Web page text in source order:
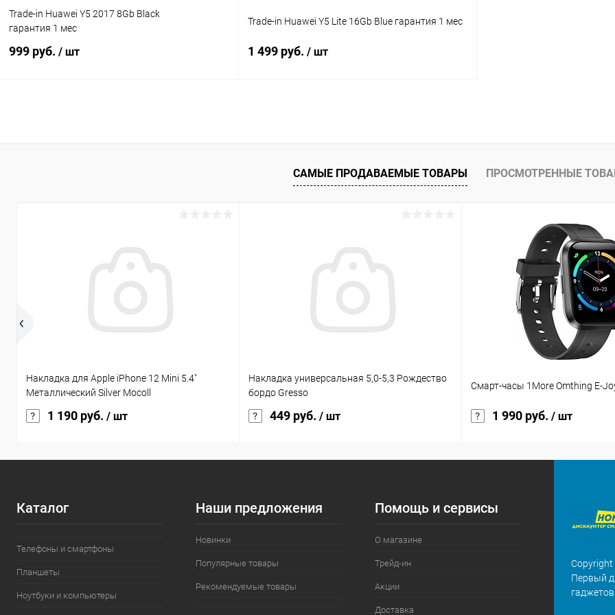
Trade-in Huawei Y5 2017 8Gb Black
гарантия 1 мес
999 руб. / шт
К сравнению
Trade-in Huawei Y5 Lite 16Gb Blue гарантия 1 мес
1 499 руб. / шт
К сравнению
В избранное Под заказ
САМЫЕ ПРОДАВАЕМЫЕ ТОВАРЫ ПРОСМОТРЕННЫЕ
Накладка для Apple iPhone 12 Mini 5.4"
Металлический Silver Mocoll
1 190 руб. / шт
Накладка универсальная 5,0-5,3 Рождество
бордо Gresso
449 руб. / шт
Смарт-часы 1More Omthing E-
1 990 руб. / шт
Каталог
Телефоны и смартфоны
Планшеты
Ноутбуки и компьютеры
Наши предложения
Новинки
Популярные товары
Рекомендуемые товары
Помощь и сервисы
О магазине
Трейд-ин
Акции
Доставка
Copyright
Первый